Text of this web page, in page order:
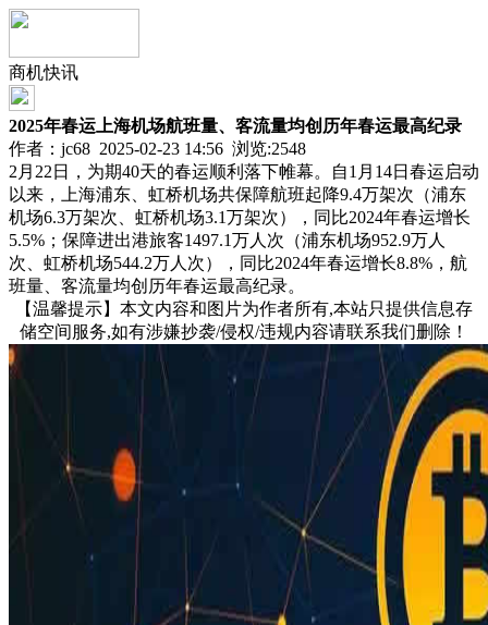
商机快讯
2025年春运上海机场航班量、客流量均创历年春运最高纪录
作者：jc68 2025-02-23 14:56 浏览:2548
2月22日，为期40天的春运顺利落下帷幕。自1月14日春运启动
以来，上海浦东、虹桥机场共保障航班起降9.4万架次（浦东
机场6.3万架次、虹桥机场3.1万架次），同比2024年春运增长
5.5%；保障进出港旅客1497.1万人次（浦东机场952.9万人
次、虹桥机场544.2万人次），同比2024年春运增长8.8%，航
班量、客流量均创历年春运最高纪录。
【温馨提示】本文内容和图片为作者所有,本站只提供信息存
储空间服务,如有涉嫌抄袭/侵权/违规内容请联系我们删除！